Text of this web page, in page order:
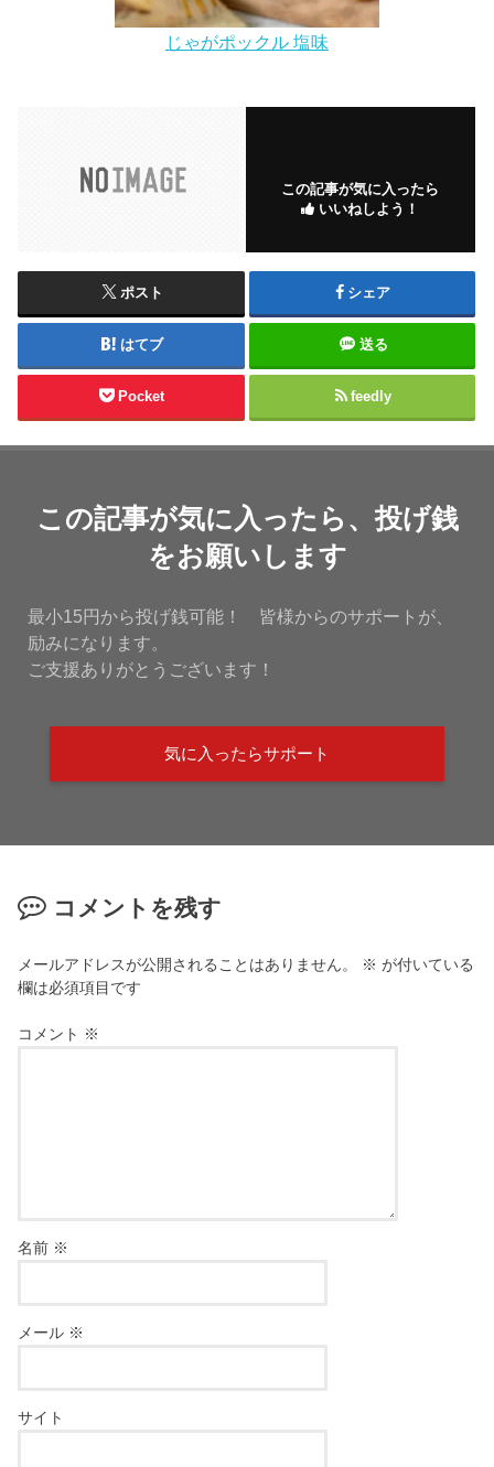
じゃがポックル 塩味
この記事が気に入ったら
いいねしよう！
ポスト シェア
はてブ 送る
Pocket feedly
この記事が気に入ったら、投げ銭
をお願いします
最小15円から投げ銭可能！ 皆様からのサポートが、
励みになります。
ご支援ありがとうございます！
気に入ったらサポート
コメントを残す
メールアドレスが公開されることはありません。 ※ が付いている
欄は必須項目です
コメント ※
名前 ※
メール ※
サイト